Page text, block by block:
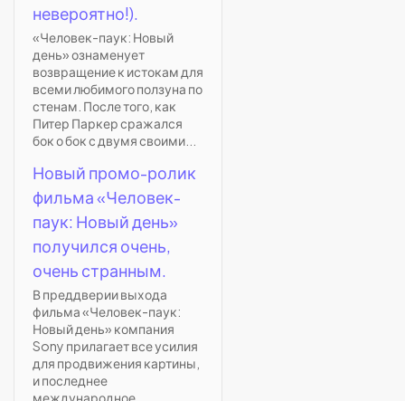
невероятно!).
«Человек-паук: Новый
день» ознаменует
возвращение к истокам для
всеми любимого ползуна по
стенам. После того, как
Питер Паркер сражался
бок о бок с двумя своими...
Новый промо-ролик
фильма «Человек-
паук: Новый день»
получился очень,
очень странным.
В преддверии выхода
фильма «Человек-паук:
Новый день» компания
Sony прилагает все усилия
для продвижения картины,
и последнее
международное